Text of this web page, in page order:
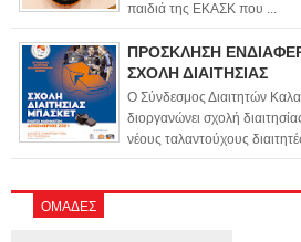
παιδιά της ΕΚΑΣΚ που ...
ΠΡΟΣΚΛΗΣΗ
ΣΧΟΛΗ ΔΙΑΙΤΗΣΙΑΣ
Ο Σύνδεσμος Διαιτητών
διοργανώνει σχολή
νέους ταλαντούχους
ΟΜΑΔΕΣ